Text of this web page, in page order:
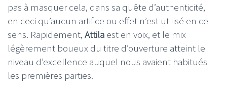
pas à masquer cela, dans sa quête d’authenticité,
en ceci qu’aucun artifice ou effet n’est utilisé en ce
sens. Rapidement, Attila est en voix, et le mix
légèrement boueux du titre d’ouverture atteint le
niveau d’excellence auquel nous avaient habitués
les premières parties.